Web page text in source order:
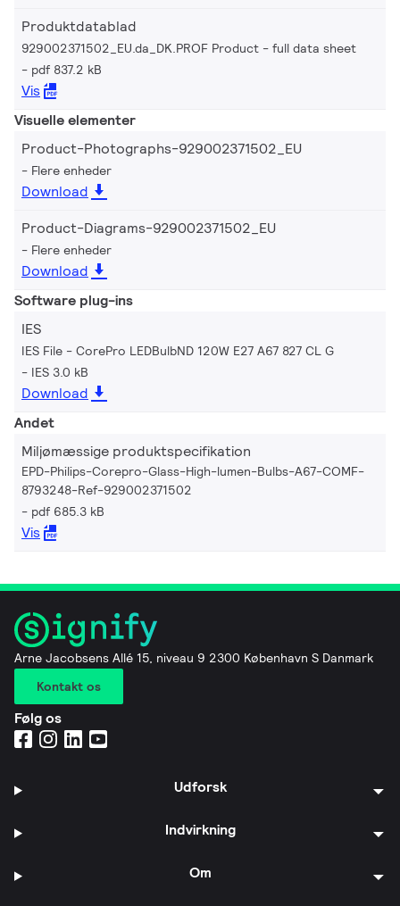
Produktdatablad
929002371502_EU.da_DK.PROF Product - full data sheet
pdf 837.2 kB
Vis
Visuelle elementer
Product-Photographs-929002371502_EU
Flere enheder
Download
Product-Diagrams-929002371502_EU
Flere enheder
Download
Software plug-ins
IES
IES File - CorePro LEDBulbND 120W E27 A67 827 CL G
IES 3.0 kB
Download
Andet
Miljømæssige produktspecifikation
EPD-Philips-Corepro-Glass-High-lumen-Bulbs-A67-COMF-
8793248-Ref-929002371502
pdf 685.3 kB
Vis
Arne Jacobsens Allé 15, niveau 9 2300 København S Danmark
Kontakt os
Følg os
Udforsk
Indvirkning
Om